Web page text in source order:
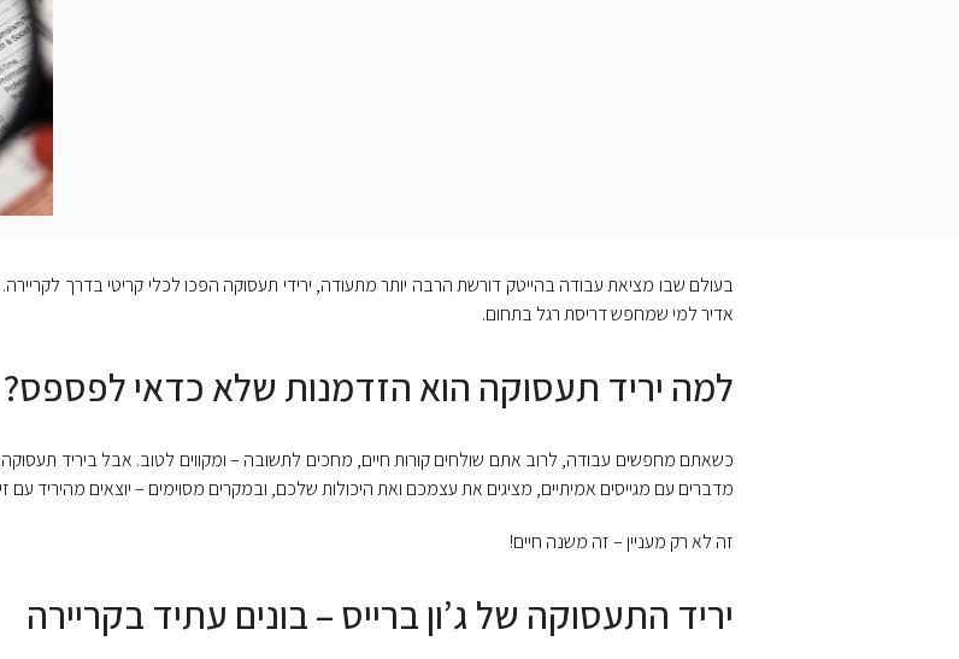
בעולם שבו מציאת עבודה בהייטק דורשת הרבה יותר מתעודה, ירידי תעסוקה הפכו לכלי קריטי בדרך
אדיר למי שמחפש דריסת רגל בתחום.
למה יריד תעסוקה הוא הזדמנות שלא כדאי לפספס?
כשאתם מחפשים עבודה, לרוב אתם שולחים קורות חיים, מחכים לתשובה – ומקווים לטוב. אבל ביריד
מדברים עם מגייסים אמיתיים, מציגים את עצמכם ואת היכולות שלכם, ובמקרים מסוימים – יוצאים מהיריד עם
זה לא רק מעניין – זה משנה חיים!
יריד התעסוקה של ג’ון ברייס – בונים עתיד בקריירה